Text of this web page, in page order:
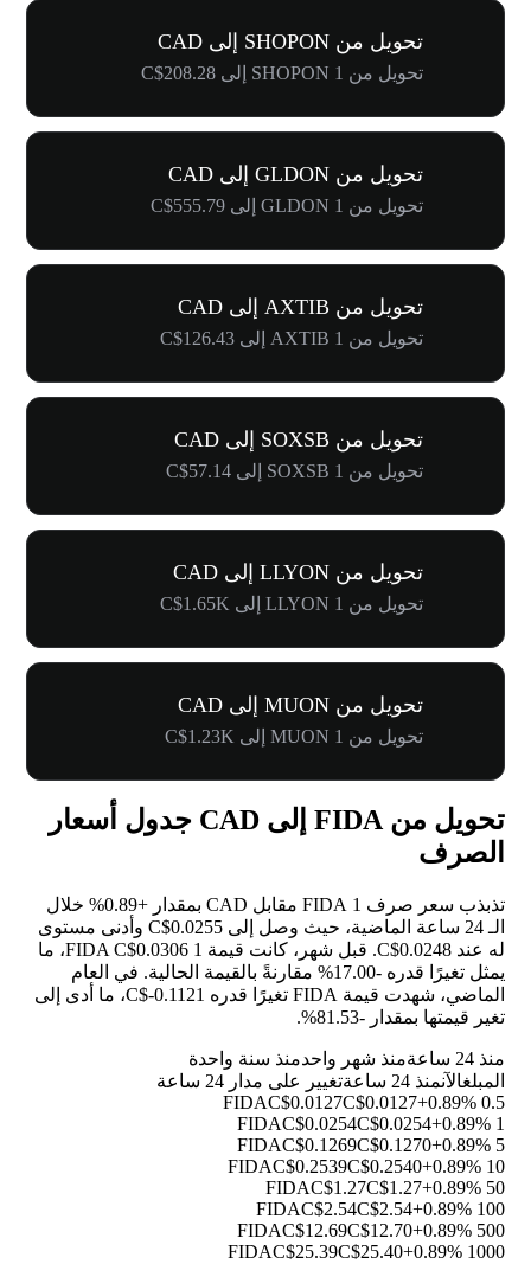
تحويل من SHOPON إلى CAD
تحويل من 1 SHOPON إلى C$208.28
تحويل من GLDON إلى CAD
تحويل من 1 GLDON إلى C$555.79
تحويل من AXTIB إلى CAD
تحويل من 1 AXTIB إلى C$126.43
تحويل من SOXSB إلى CAD
تحويل من 1 SOXSB إلى C$57.14
تحويل من LLYON إلى CAD
تحويل من 1 LLYON إلى C$1.65K
تحويل من MUON إلى CAD
تحويل من 1 MUON إلى C$1.23K
تحويل من FIDA إلى CAD جدول أسعار
الصرف
تذبذب سعر صرف 1 FIDA مقابل CAD بمقدار +0.89%
خلال
الـ 24 ساعة الماضية، حيث وصل إلى C$0.0255 وأدنى مستوى
له عند C$0.0248. قبل شهر، كانت قيمة 1 FIDA C$0.0306، ما
يمثل تغيرًا قدره -17.00%
مقارنةً بالقيمة الحالية. في العام
الماضي، شهدت قيمة FIDA تغيرًا قدره C$-0.1121، ما أدى إلى
تغير قيمتها بمقدار -81.53%
.
منذ 24 ساعة منذ شهر واحدمنذ سنة واحدة
المبلغالآنمنذ 24 ساعة
تغيير على مدار 24 ساعة
0.5 FIDA
C$0.0127C$0.0127+0.89%
1 FIDA
C$0.0254C$0.0254+0.89%
5 FIDA
C$0.1269C$0.1270+0.89%
10 FIDA
C$0.2539C$0.2540+0.89%
50 FIDA
C$1.27C$1.27+0.89%
100 FIDA
C$2.54C$2.54+0.89%
500 FIDA
C$12.69C$12.70+0.89%
1000 FIDA
C$25.39C$25.40+0.89%